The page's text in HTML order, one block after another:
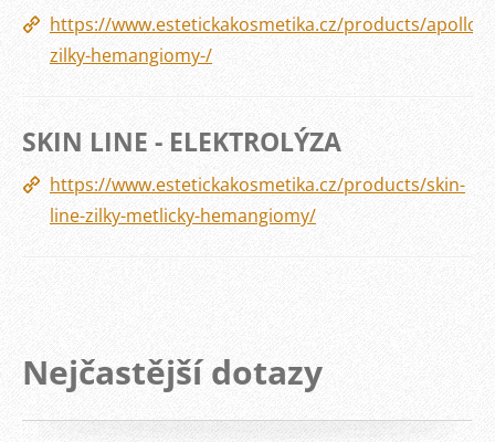
https://www.estetickakosmetika.cz/products/apollo-
zilky-hemangiomy-/
SKIN LINE - ELEKTROLÝZA
https://www.estetickakosmetika.cz/products/skin-
line-zilky-metlicky-hemangiomy/
Nejčastější dotazy